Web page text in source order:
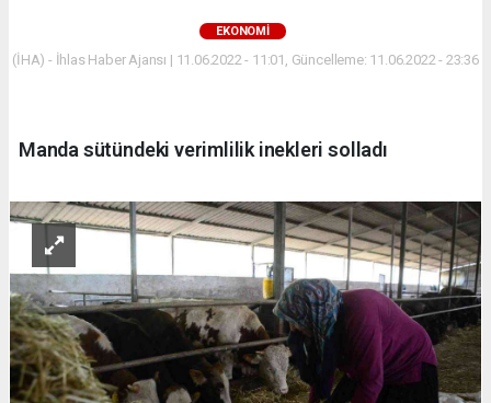
EKONOMİ
(İHA) - İhlas Haber Ajansı | 11.06.2022 - 11:01, Güncelleme: 11.06.2022 - 23:36
Manda sütündeki verimlilik inekleri solladı